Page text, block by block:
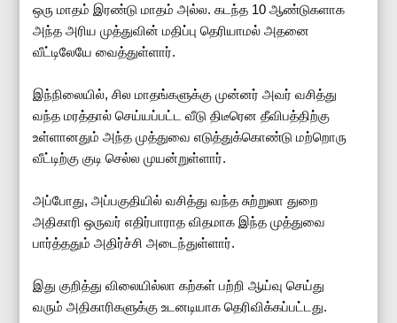
ஒரு மாதம் இரண்டு மாதம் அல்ல. கடந்த 10 ஆண்டுகளாக
அந்த அரிய முத்துவின் மதிப்பு தெரியாமல் அதனை
வீட்டிலேயே வைத்துள்ளார்.
இந்நிலையில், சில மாதங்களுக்கு முன்னர் அவர் வசித்து
வந்த மரத்தால் செய்யப்பட்ட வீடு திடீரென தீவிபத்திற்கு
உள்ளானதும் அந்த முத்துவை எடுத்துக்கொண்டு மற்றொரு
வீட்டிற்கு குடி செல்ல முயன்றுள்ளார்.
அப்போது, அப்பகுதியில் வசித்து வந்த சுற்றுலா துறை
அதிகாரி ஒருவர் எதிர்பாராத விதமாக இந்த முத்துவை
பார்த்ததும் அதிர்ச்சி அடைந்துள்ளார்.
இது குறித்து விலையில்லா கற்கள் பற்றி ஆய்வு செய்து
வரும் அதிகாரிகளுக்கு உடனடியாக தெரிவிக்கப்பட்டது.